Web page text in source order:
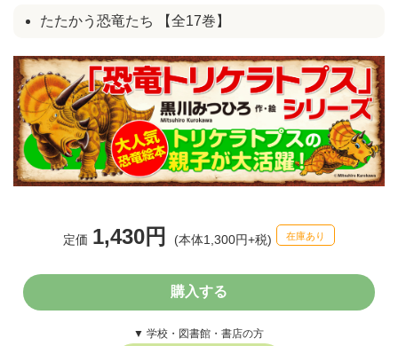
たたかう恐竜たち 【全17巻】
定価 1,430円 (本体1,300円+税) 在庫あり
購入する
▼ 学校・図書館・書店の方